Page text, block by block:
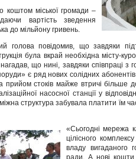
коштом міської громади –
вартість зведення
до мільйону гривень.
голова повідомив, що завдяки
була вкрай необхідна місту-
що нині, завдяки співпраці з
є ряд нових солідних абонентів
стоків майже втричі більше
насосної станції у
структура забувала платити їм
«Сьогодні мережа
цілісного
владу вигаданого
ради. А нові кошти